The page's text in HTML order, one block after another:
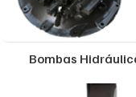
Bombas